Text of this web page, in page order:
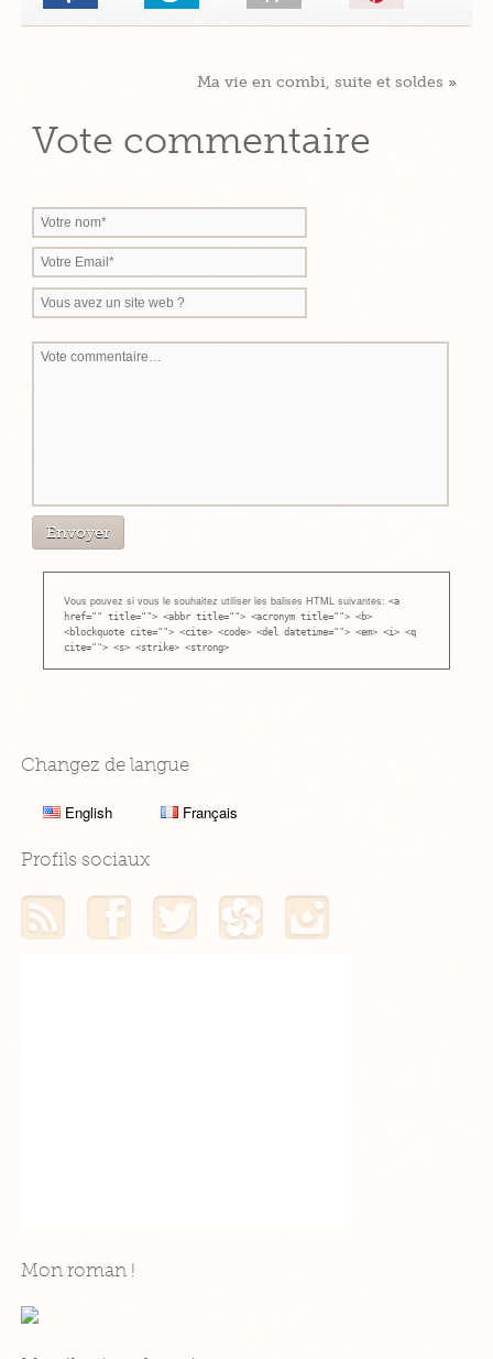
Ma vie en combi, suite et soldes »
Vote commentaire
Vous pouvez si vous le souhaitez utiliser les balises HTML suivantes: <a
href="" title=""> <abbr title=""> <acronym title=""> <b>
<blockquote cite=""> <cite> <code> <del datetime=""> <em> <i> <q
cite=""> <s> <strike> <strong>
Changez de langue
English Français
Profils sociaux
Mon flux RSSMon profil Facebook
Mon profil TwitterMon profil Hellocoton
Mon roman !